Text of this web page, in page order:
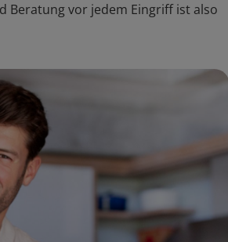
Beratung vor jedem Eingriff ist also